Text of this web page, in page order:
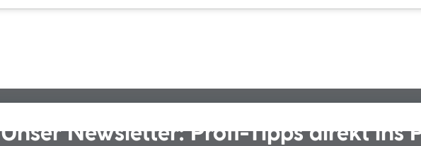
Unser Newsletter: Profi-Tipps direkt ins